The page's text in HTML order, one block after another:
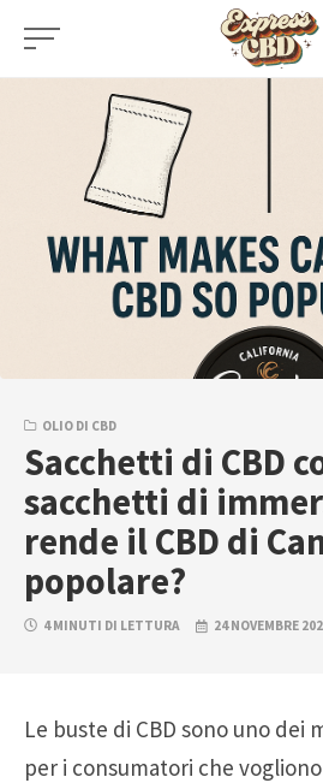
Skip
OLIO DI CBD
Sacchetti di CBD
sacchetti di
rende il CBD di
popolare?
4 MINUTI DI LETTURA 24 NOVEMBRE
Le buste di CBD sono uno dei
per i consumatori che vogliono